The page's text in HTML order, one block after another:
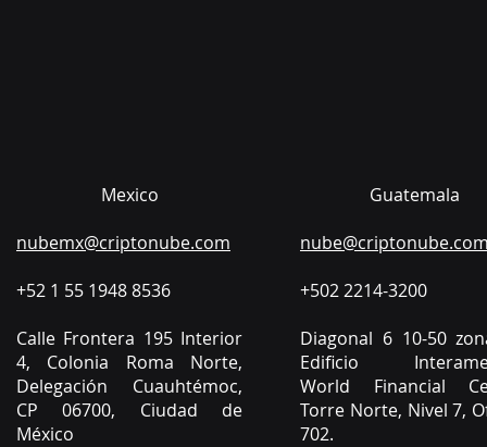
Mexico
nubemx@criptonube.com
+52 1 55 1948 8536​
​Calle Frontera 195 Interior
4, Colonia Roma Norte,
Delegación Cuauhtémoc,
CP 06700, Ciudad de
México
Guatemala
​+502 2214-3200
Diagonal 6 10-50
Edificio
World Financial
Torre Norte, Nivel 7,
702.